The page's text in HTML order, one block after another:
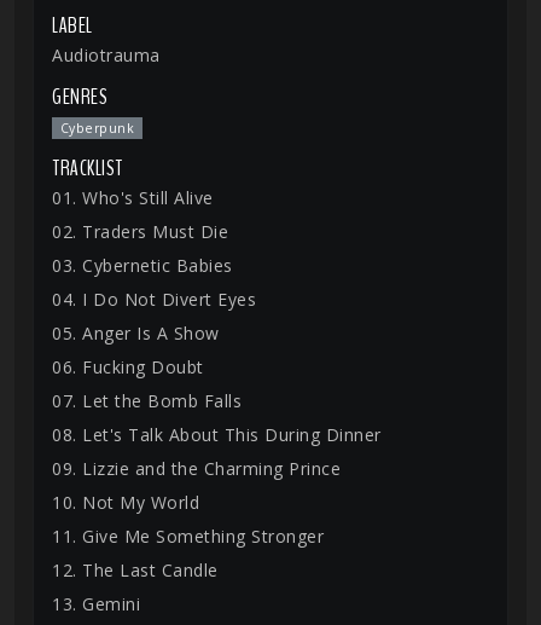
LABEL
Audiotrauma
GENRES
Cyberpunk
TRACKLIST
01. Who's Still Alive
02. Traders Must Die
03. Cybernetic Babies
04. I Do Not Divert Eyes
05. Anger Is A Show
06. Fucking Doubt
07. Let the Bomb Falls
08. Let's Talk About This During Dinner
09. Lizzie and the Charming Prince
10. Not My World
11. Give Me Something Stronger
12. The Last Candle
13. Gemini